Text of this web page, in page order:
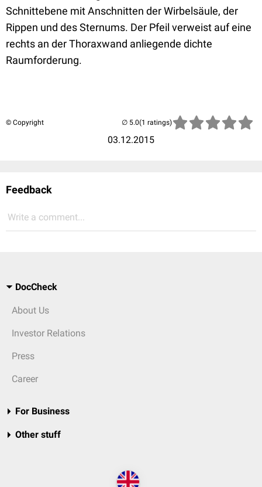
Schnittebene mit Anschnitten der Wirbelsäule, der
Rippen und des Sternums. Der Pfeil verweist auf eine
rechts an der Thoraxwand anliegende dichte
Raumforderung.
© Copyright
03.12.2015
(1 ratings)
Feedback
Write a comment...
DocCheck
About Us
Investor Relations
Press
Career
For Business
Other stuff